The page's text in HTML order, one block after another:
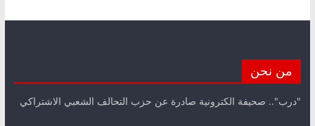
من نحن
"درب".. صحيفة الكترونية صادرة عن حزب التحالف الشعبي الاشتراكي